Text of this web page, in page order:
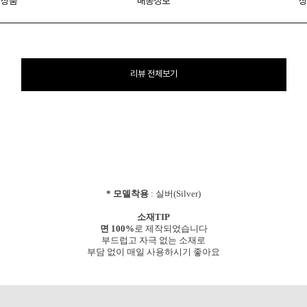
리뷰 전체보기
* 모델착용 : 실버(Silver)
소재TIP
면 100%로 제작되었습니다
부드럽고 자극 없는 소재로
부담 없이 매일 사용하시기 좋아요